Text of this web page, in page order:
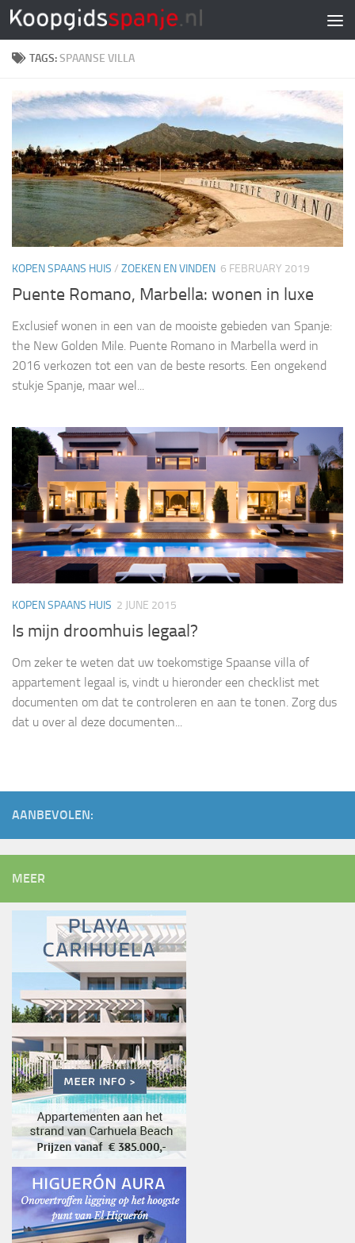
Doorgaan naar inhoud
TAGS:SPAANSE VILLA
KOPEN SPAANS HUIS / ZOEKEN EN VINDEN 6 FEBRUARY 2019
Puente Romano, Marbella: wonen in luxe
Exclusief wonen in een van de mooiste gebieden van Spanje:
the New Golden Mile. Puente Romano in Marbella werd in
2016 verkozen tot een van de beste resorts. Een ongekend
stukje Spanje, maar wel...
KOPEN SPAANS HUIS 2 JUNE 2015
Is mijn droomhuis legaal?
Om zeker te weten dat uw toekomstige Spaanse villa of
appartement legaal is, vindt u hieronder een checklist met
documenten om dat te controleren en aan te tonen. Zorg dus
dat u over al deze documenten...
AANBEVOLEN:
MEER